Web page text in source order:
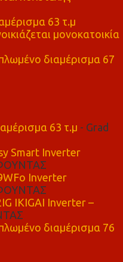
63 τ.μ
μονοκατοικία
διαμέρισμα 67
63 τ.μ - Grad
Smart Inverter
Inverter
IKIGAI Inverter –
διαμέρισμα 76